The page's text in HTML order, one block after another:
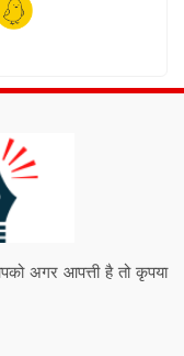
अगर आपत्ती है तो कृपया